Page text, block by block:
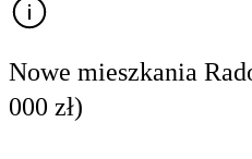
Nowe mieszkania
000 zł)